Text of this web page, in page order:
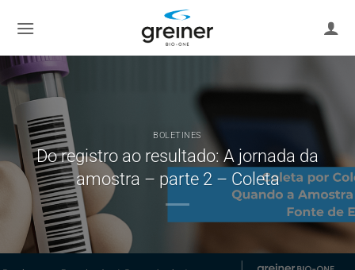
BOLETINES
Do registro ao resultado: A jornada da
amostra – parte 2 – Coleta